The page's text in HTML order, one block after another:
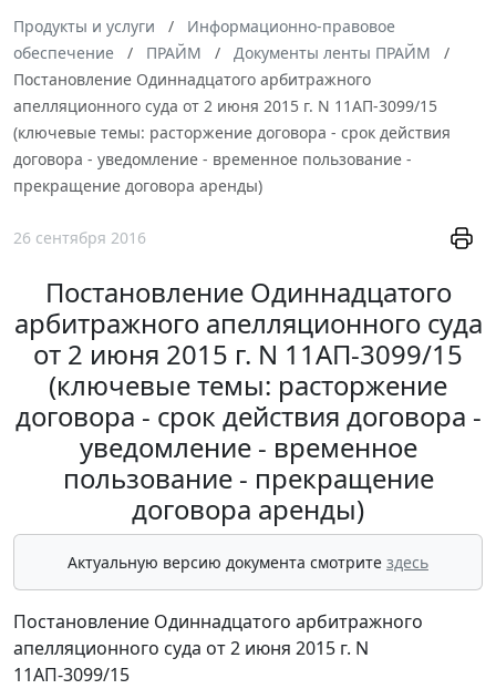
Продукты и услуги
Информационно-правовое
обеспечение
ПРАЙМ
Документы ленты ПРАЙМ
Постановление Одиннадцатого арбитражного
апелляционного суда от 2 июня 2015 г. N 11АП-3099/15
(ключевые темы: расторжение договора - срок действия
договора - уведомление - временное пользование -
прекращение договора аренды)
26 сентября 2016
Постановление Одиннадцатого
арбитражного апелляционного суда
от 2 июня 2015 г. N 11АП-3099/15
(ключевые темы: расторжение
договора - срок действия договора -
уведомление - временное
пользование - прекращение
договора аренды)
Актуальную версию документа смотрите здесь
Постановление Одиннадцатого арбитражного
апелляционного суда от 2 июня 2015 г. N
11АП-3099/15